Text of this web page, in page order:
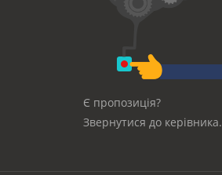
Є пропозиція?
Звернутися до керівника.